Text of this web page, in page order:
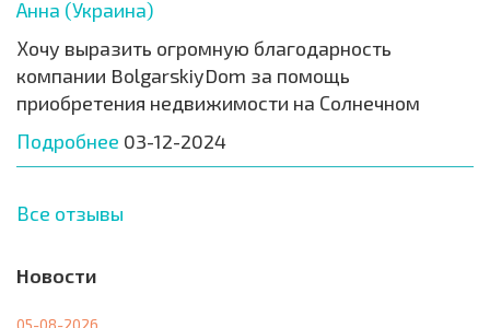
Анна (Украина)
Хочу выразить огромную благодарность
компании BolgarskiyDom за помощь
приобретения недвижимости на Солнечном
Подробнее 03-12-2024
Все отзывы
Новости
05-08-2026